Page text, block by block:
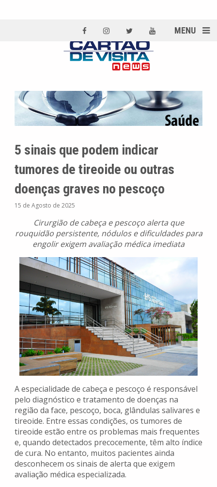
MENU
5 sinais que podem indicar
tumores de tireoide ou outras
doenças graves no pescoço
15 de Agosto de 2025
Cirurgião de cabeça e pescoço alerta que
rouquidão persistente, nódulos e dificuldades para
engolir exigem avaliação médica imediata
A especialidade de cabeça e pescoço é responsável
pelo diagnóstico e tratamento de doenças na
região da face, pescoço, boca, glândulas salivares e
tireoide. Entre essas condições, os tumores de
tireoide estão entre os problemas mais frequentes
e, quando detectados precocemente, têm alto índice
de cura. No entanto, muitos pacientes ainda
desconhecem os sinais de alerta que exigem
avaliação médica especializada.